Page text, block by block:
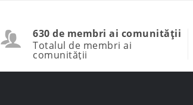
630 de membri ai comunității
Totalul de membri ai
comunității